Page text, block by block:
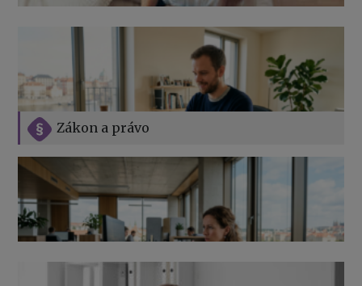
Zákon a právo
Jak na podnikání při rodičovské dovolené
Přehledy pro OSSZ a zdravotní pojišťovny – jak na ně
v roce 2026